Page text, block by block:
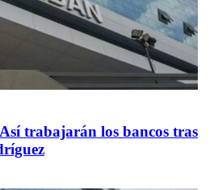
trabajarán los bancos tras